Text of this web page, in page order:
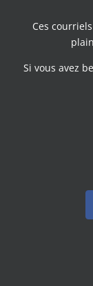
Ces
Si vous avez